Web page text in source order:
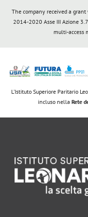
The company received a grant
2014-2020 Asse III Azione
multi-access
L’Istituto Superiore Paritario
incluso nella Rete